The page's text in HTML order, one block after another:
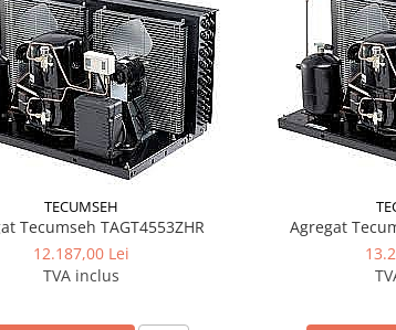
TECUMSEH
Tecumseh TAGT4553ZHR
12.187,00 Lei
TVA inclus
Agregat